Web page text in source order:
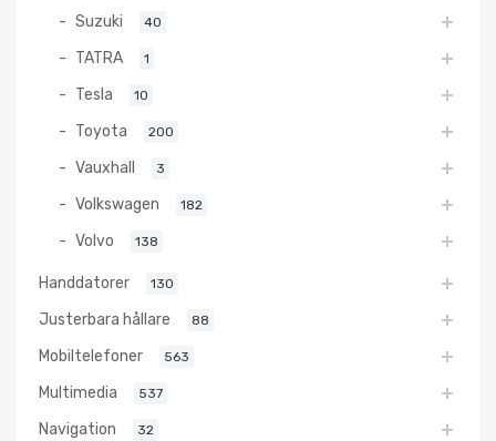
Suzuki 40
TATRA 1
Tesla 10
Toyota 200
Vauxhall 3
Volkswagen 182
Volvo 138
Handdatorer 130
Justerbara hållare 88
Mobiltelefoner 563
Multimedia 537
Navigation 32